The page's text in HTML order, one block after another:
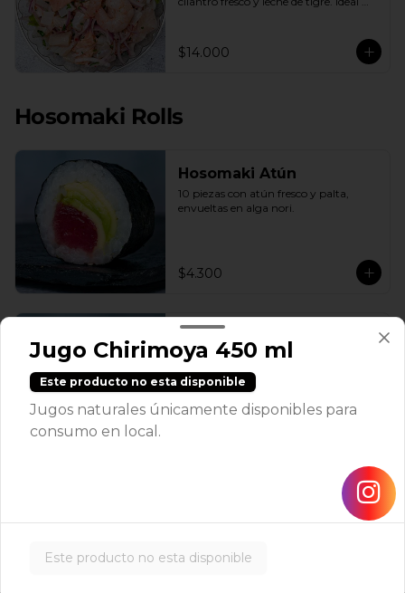
$14.000
Hosomaki Rolls
Hosomaki Atún
10 piezas con atún fresco y palta,
envueltas en alga nori.
$4.300
10 piezas con camarón cocido y palta,
envueltas en alga nori.
Hosomaki Pollo Apanado
10 piezas con pollo apanado y queso
Jugo Chirimoya 450 ml
Este producto no esta disponible
Jugos naturales únicamente disponibles para
consumo en local.
Este producto no esta disponible